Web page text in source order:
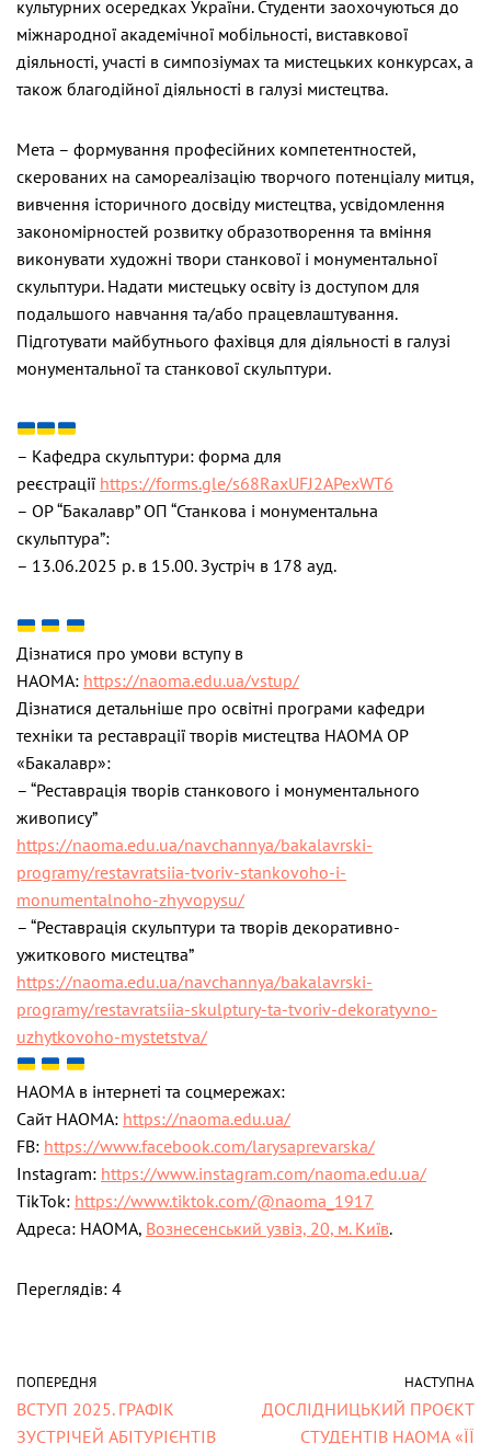
культурних осередках України. Студенти заохочуються до
міжнародної академічної мобільності, виставкової
діяльності, участі в симпозіумах та мистецьких конкурсах, а
також благодійної діяльності в галузі мистецтва.
Мета – формування професійних компетентностей,
скерованих на самореалізацію творчого потенціалу митця,
вивчення історичного досвіду мистецтва, усвідомлення
закономірностей розвитку образотворення та вміння
виконувати художні твори станкової і монументальної
скульптури. Надати мистецьку освіту із доступом для
подальшого навчання та/або працевлаштування.
Підготувати майбутнього фахівця для діяльності в галузі
монументальної та станкової скульптури.
– Кафедра скульптури: форма для
реєстрації https://forms.gle/s68RaxUFJ2APexWT6
– ОР “Бакалавр” ОП “Станкова і монументальна
скульптура”:
– 13.06.2025 р. в 15.00. Зустріч в 178 ауд.
Дізнатися про умови вступу в
НАОМА: https://naoma.edu.ua/vstup/
Дізнатися детальніше про освітні програми кафедри
техніки та реставрації творів мистецтва НАОМА ОР
«Бакалавр»:
– “Реставрація творів станкового і монументального
живопису”
https://naoma.edu.ua/navchannya/bakalavrski-
programy/restavratsiia-tvoriv-stankovoho-i-
monumentalnoho-zhyvopysu/
– “Реставрація скульптури та творів декоративно-
ужиткового мистецтва”
https://naoma.edu.ua/navchannya/bakalavrski-
programy/restavratsiia-skulptury-ta-tvoriv-dekoratyvno-
uzhytkovoho-mystetstva/
НАОМА в інтернеті та соцмережах:
Сайт НАОМА: https://naoma.edu.ua/
FB: https://www.facebook.com/larysaprevarska/
Instagram: https://www.instagram.com/naoma.edu.ua/
TikTok: https://www.tiktok.com/@naoma_ 1917
Адреса: НАОМА, Вознесенський узвіз, 20, м. Київ.
Переглядів: 4
ПОПЕРЕДНЯ
ВСТУП 2025. ГРАФІК
ЗУСТРІЧЕЙ АБІТУРІЄНТІВ
НАСТУПНА
ДОСЛІДНИЦЬКИЙ ПРОЄКТ
СТУДЕНТІВ НАОМА «ЇЇ